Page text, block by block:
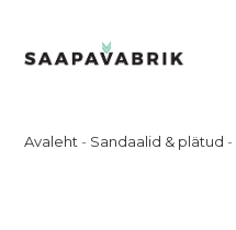
content
Avaleht - Sandaalid & plätud -